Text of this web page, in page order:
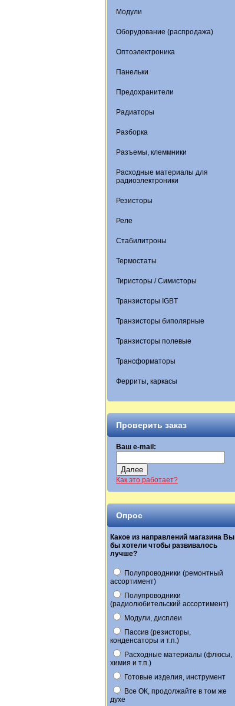
Модули
Оборудование (распродажа)
Оптоэлектроника
Панельки
Предохранители
Радиаторы
Разборка
Разъемы, клеммники
Расходные материалы для
радиоэлектроники
Резисторы
Реле
Стабилитроны
Термостаты
Тиристоры / Симисторы
Транзисторы IGBT
Транзисторы биполярные
Транзисторы полевые
Трансформаторы
Ферриты, каркасы
Проверить заказ
Ваш e-mail:
Далее
Как это работает?
Опрос
Какое из направлений магазина Вы
бы хотели чтобы развивалось
лучше?
Полупроводники (ремонтный
ассортимент)
Полупроводники
(радиолюбительский ассортимент)
Модули, дисплеи
Пассив (резисторы,
конденсаторы и т.п.)
Расходные материалы (флюсы,
химия и т.п.)
Готовые изделия, инструмент
Все ОК, продолжайте в том же
духе